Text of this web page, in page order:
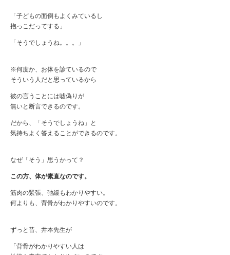
「子どもの面倒もよくみているし
抱っこだってする」
「そうでしょうね。。。」
※何度か、お体を診ているので
そういう人だと思っているから
彼の言うことには嘘偽りが
無いと断言できるのです。
だから、「そうでしょうね」と
気持ちよく答えることができるのです。
なぜ「そう」思うかって？
この方、体が素直なのです。
筋肉の緊張、弛緩もわかりやすい。
何よりも、背骨がわかりやすいのです。
ずっと昔、井本先生が
「背骨がわかりやすい人は